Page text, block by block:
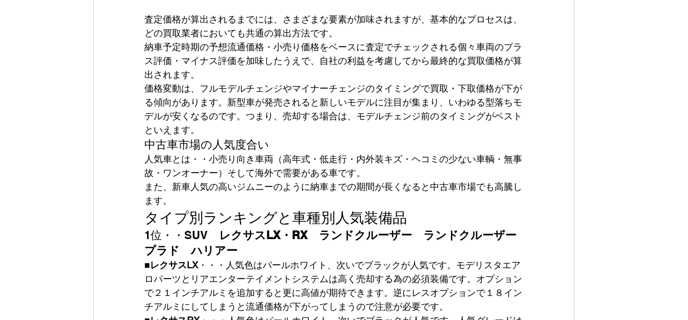
査定価格が算出されるまでには、さまざまな要素が加味されますが、基本的なプロセスは、
どの買取業者においても共通の算出方法です。
納車予定時期の予想流通価格・小売り価格をベースに査定でチェックされる個々車両のプラ
ス評価・マイナス評価を加味したうえで、自社の利益を考慮してから最終的な買取価格が算
出されます。
価格変動は、フルモデルチェンジやマイナーチェンジのタイミングで買取・下取価格が下が
る傾向があります。新型車が発売されると新しいモデルに注目が集まり、いわゆる型落ちモ
デルが安くなるのです。つまり、売却する場合は、モデルチェンジ前のタイミングがベスト
といえます。
中古車市場の人気度合い
人気車とは・・ 小売り向き車両 （高年式・低走行・内外装キズ・ヘコミの少ない車輌・無事
故・ワンオーナー）そして海外で需要がある車です。
また、新車人気の高いジムニーのように納車までの期間が長くなると中古車市場でも高騰し
ます。
タイプ別ランキングと車種別人気装備品
1位・・SUV
レクサスLX・RX　ランドクルーザー　ランドクルーザー
プラド　ハリアー
■レクサスLX・・・人気色はパールホワイト、次いでブラックが人気です。 モデリスタエア
ロパーツとリアエンターテイメントシステムは高く売却する為の必須装備です。オプション
で２１インチアルミを追加すると更に高値が期待できます。逆にレスオプションで１８イン
チアルミにしてしまうと流通価格が下がってしまうので注意が必要です。